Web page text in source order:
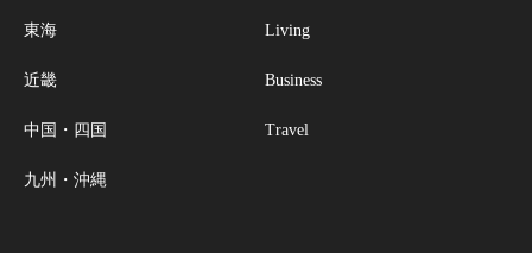
東海
近畿
中国・四国
九州・沖縄
Living
Business
Travel